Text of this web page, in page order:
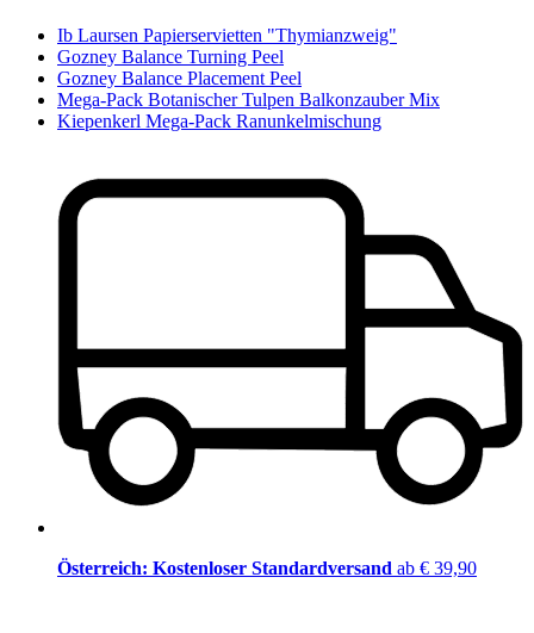
Ib Laursen Papierservietten "Thymianzweig"
Gozney Balance Turning Peel
Gozney Balance Placement Peel
Mega-Pack Botanischer Tulpen Balkonzauber Mix
Kiepenkerl Mega-Pack Ranunkelmischung
Österreich: Kostenloser Standardversand ab € 39,90